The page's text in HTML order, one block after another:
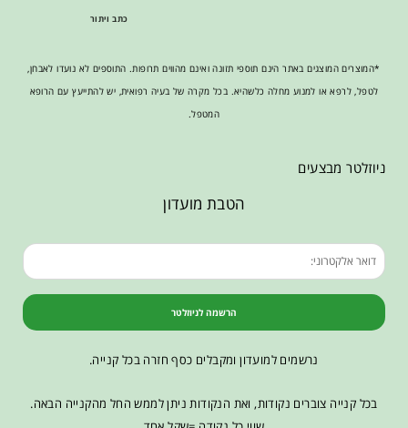
כתב ויתור
*המוצרים המוצגים באתר הינם תוספי תזונה ואינם מהווים תרופות. התוספים לא נועדו לאבחן,
לטפל, לרפא או למנוע מחלה כלשהיא. בכל מקרה של בעיה רפואית, יש להתייעץ עם הרופא
המטפל.
ניוזלטר מבצעים
הטבת מועדון
הרשמה לניוזלטר
נרשמים למועדון ומקבלים כסף חזרה בכל קנייה.
בכל קנייה צוברים נקודות, ואת הנקודות ניתן לממש החל מהקנייה הבאה.